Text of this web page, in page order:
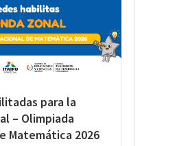
para la
– Olimpiada
Matemática 2026